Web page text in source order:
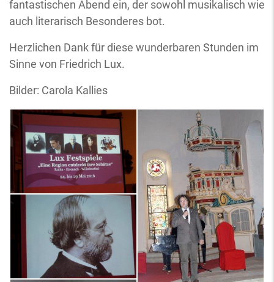
fantastischen Abend ein, der sowohl musikalisch wie
auch literarisch Besonderes bot.
Herzlichen Dank für diese wunderbaren Stunden im
Sinne von Friedrich Lux.
Bilder: Carola Kallies